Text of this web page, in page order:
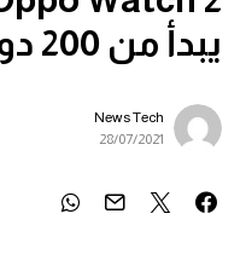
يبدأ من 200 دولار
News Tech
28/07/2021